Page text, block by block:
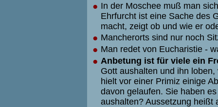
● In der Moschee muß man
Ehrfurcht ist eine Sache des
macht, zeigt ob und wie er
● Mancherorts sind nur noch
● Man redet von Eucharistie -
● Anbetung ist für viele ein
Gott aushalten und ihn
hielt vor einer Primiz einige
davon gelaufen. Sie haben
aushalten? Aussetzung heißt